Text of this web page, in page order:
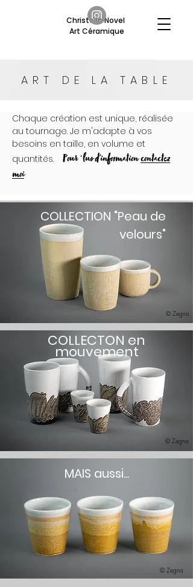
Christelle Novel
Art Céramique
ART DE LA TABLE
Chaque création est unique, réalisée
au tournage. Je m'adapte à vos
besoins en taille, en volume et
quantités.
Pour plus d'informationcontactez
moi
COLLECTION "Peau de
velours"
© Zegna
COLLECTON en
mouvement
© Zegna
MAIS aussi...
© Zegna